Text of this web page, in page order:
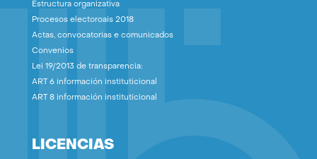
Estructura organizativa
Procesos electoroais 2018
Actas, convocatorias e comunicados
Convenios
Lei 19/2013 de transparencia:
ART 6 información instituticional
ART 8 información instituticional
LICENCIAS